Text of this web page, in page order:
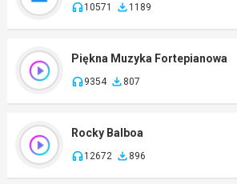
10571 1189
Piękna Muzyka Fortepianowa
9354 807
Rocky Balboa
12672 896